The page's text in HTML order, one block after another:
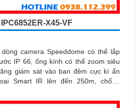
X45-VF
dòng camera Speeddome có thể lắp
IP 66, ống kính có thể zoom siêu
giám sát vào ban đêm cực kì ấn
Smart IR lên đến 250m, chống